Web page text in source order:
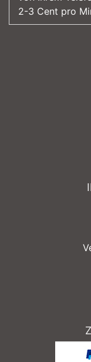
2-3 Cent pro